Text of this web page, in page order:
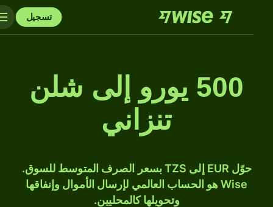
تسجيل
500 يورو إلى شلن
تنزاني
حوّل EUR إلى TZS بسعر الصرف المتوسط للسوق.
Wise هو الحساب العالمي لإرسال الأموال وإنفاقها
وتحويلها كالمحليين.